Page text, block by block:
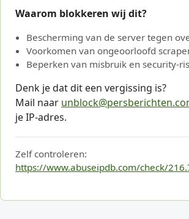
Waarom blokkeren wij dit?
Bescherming van de server tegen
Voorkomen van ongeoorloofd
Beperken van misbruik en security-
Denk je dat dit een vergissing is?
Mail naar
je IP-adres.
Zelf controleren:
https://www.abuseipdb.com/check/